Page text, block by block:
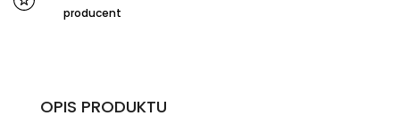
producent
OPIS PRODUKTU